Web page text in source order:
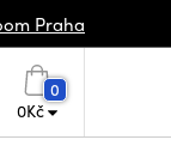
Praha
0
0Kč